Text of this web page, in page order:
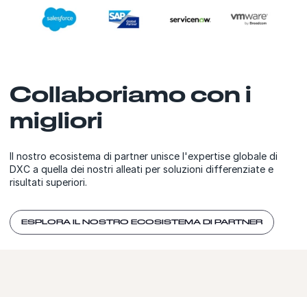
Collaboriamo con i
migliori
Il nostro ecosistema di partner unisce l'expertise globale di
DXC a quella dei nostri alleati per soluzioni differenziate e
risultati superiori.
ESPLORA IL NOSTRO ECOSISTEMA DI PARTNER